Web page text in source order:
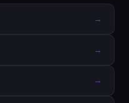
→
→
→